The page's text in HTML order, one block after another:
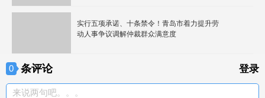
实行五项承诺、十条禁令！青岛市着力提升劳
动人事争议调解仲裁群众满意度
0 条评论 登录
来说两句吧。。。